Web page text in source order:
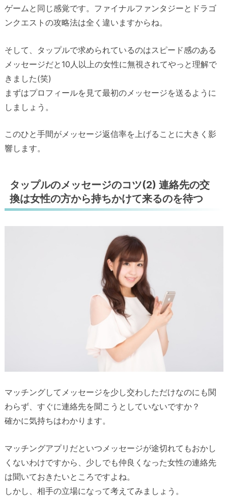
ゲームと同じ感覚です。ファイナルファンタジーとドラゴ
ンクエストの攻略法は全く違いますからね。
そして、タップルで求められているのはスピード感のある
メッセージだと10人以上の女性に無視されてやっと理解で
きました(笑)
まずはプロフィールを見て最初のメッセージを送るように
しましょう。
このひと手間がメッセージ返信率を上げることに大きく影
響します。
タップルのメッセージのコツ(2) 連絡先の交
換は女性の方から持ちかけて来るのを待つ
マッチングしてメッセージを少し交わしただけなのにも関
わらず、すぐに連絡先を聞こうとしていないですか？
確かに気持ちはわかります。
マッチングアプリだといつメッセージが途切れてもおかし
くないわけですから、少しでも仲良くなった女性の連絡先
は聞いておきたいところですよね。
しかし、相手の立場になって考えてみましょう。